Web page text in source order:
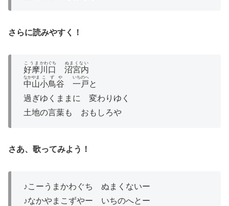
さらに読みやすく！
好摩
こうま
川口
かわぐち
沼宮内
ぬまくない
中山
なかやま
小鳥谷
こずや
一戸
いちのへ
と
過ぎゆくままに 変わりゆく
土地の言葉も おもしろや
さあ、歌ってみよう！
♪こーうまかわぐち ぬまくないー
♪なかやまこずやー いちのへとー